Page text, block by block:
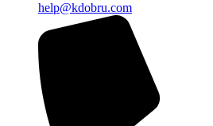
help@kdobru.com